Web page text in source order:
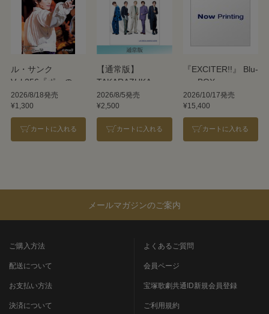
ル・サンク
Vol.256『ポーの一
族』＜雪組＞
2026/8/18発売
¥1,300
カートに入れる
【通常版】
TAKARAZUKA
REVUE 2026
2026/8/5発売
¥2,500
カートに入れる
『EXCITER!!』 Blu-
ray BOX
2026/10/17発売
¥15,400
カートに入れる
メールマガジンのご案内
ご購入方法
配送について
お支払い方法
決済について
よくあるご質問
会員ページ
宝塚歌劇共通ID新規会員登録
ご利用規約